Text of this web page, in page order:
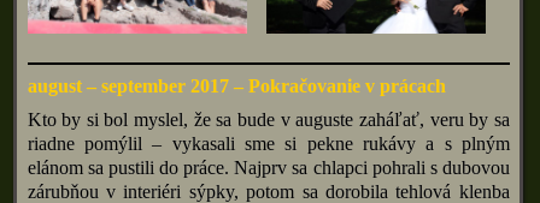
august – september 2017 – Pokračovanie v prácach
Kto by si bol myslel, že sa bude v auguste zaháľať, veru by sa
riadne pomýlil – vykasali sme si pekne rukávy a s plným
elánom sa pustili do práce. Najprv sa chlapci pohrali s dubovou
zárubňou v interiéri sýpky, potom sa dorobila tehlová klenba